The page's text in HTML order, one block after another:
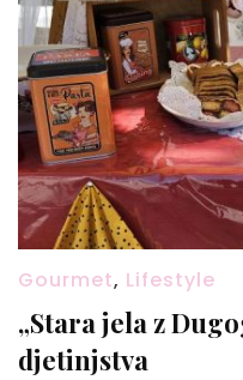
Gourmet, Lifestyle
„Stara jela z
djetinjstva